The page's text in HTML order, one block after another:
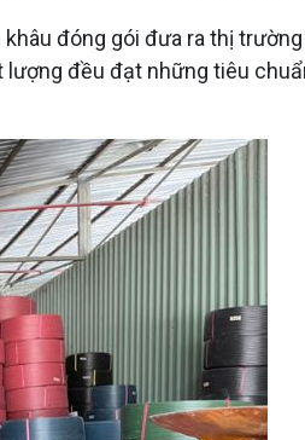
đóng gói đưa ra thị
đều đạt những tiêu